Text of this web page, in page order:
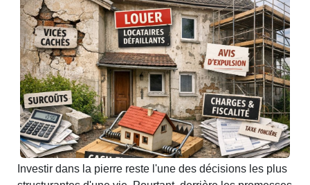
Investir dans la pierre reste l'une des décisions les plus